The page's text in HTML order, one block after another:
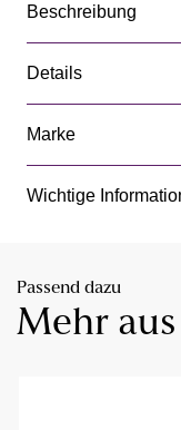
Beschreibung
Details
Marke
Wichtige
Passend dazu
Mehr